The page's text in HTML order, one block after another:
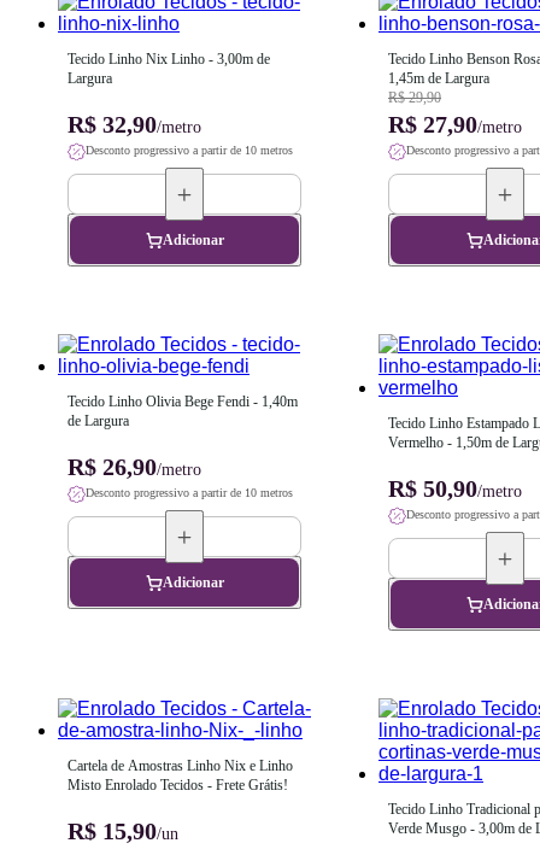
Tecido Linho Nix Linho - 3,00m de
Largura
R$ 32,90/metro
Desconto progressivo a partir de 10 metros
Adicionar
Tecido Linho Benson
1,45m de Largura
R$ 29,90
R$ 27,90/metro
Desconto progressivo a
Tecido Linho Olivia Bege Fendi - 1,40m
de Largura
R$ 26,90/metro
Desconto progressivo a partir de 10 metros
Adicionar
Tecido Linho Estampado
Vermelho - 1,50m de
R$ 50,90/metro
Desconto progressivo a
Cartela de Amostras Linho Nix e Linho
Misto Enrolado Tecidos - Frete Grátis!
R$ 15,90/un
Tecido Linho Tradicional
Verde Musgo - 3,00m de